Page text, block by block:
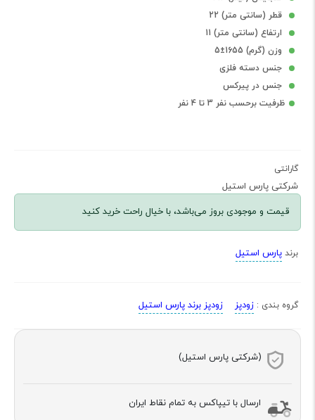
قطر (سانتی متر) 22
ارتفاع (سانتی متر) 11
وزن (گرم) 1655±5
جنس دسته فلزی
جنس در پیرکس
ظرفیت برحسب نفر 3 تا 4 نفر
گارانتی
شرکتی پارس استیل
قیمت و موجودی بروز می‌باشد، با خیال راحت خرید کنید
برند پارس استیل
گروه بندی : زودپز زودپز برند پارس استیل
(شرکتی پارس استیل)
ارسال با تیپاکس به تمام نقاط ایران